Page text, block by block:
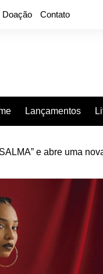
Doação Contato
Lançamentos
“Projeção”, de 2010,